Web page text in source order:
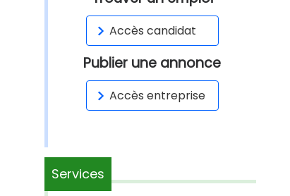
Accès candidat
Publier une annonce
Accès entreprise
Services